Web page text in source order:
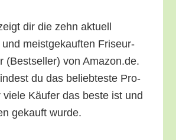
dir die zehn aktu­ell
meist­ge­kauf­ten Fri­seur-
(Best­sel­ler) von Amazon.de.
du das belieb­tes­te Pro­
vie­le Käu­fer das bes­te ist und
gekauft wurde.